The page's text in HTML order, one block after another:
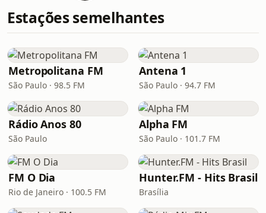
Estações semelhantes
Metropolitana FM
São Paulo · 98.5 FM
Antena 1
São Paulo · 94.7 FM
Rádio Anos 80
São Paulo
Alpha FM
São Paulo · 101.7 FM
FM O Dia
Rio de Janeiro · 100.5 FM
Hunter.FM - Hits Brasil
Brasília